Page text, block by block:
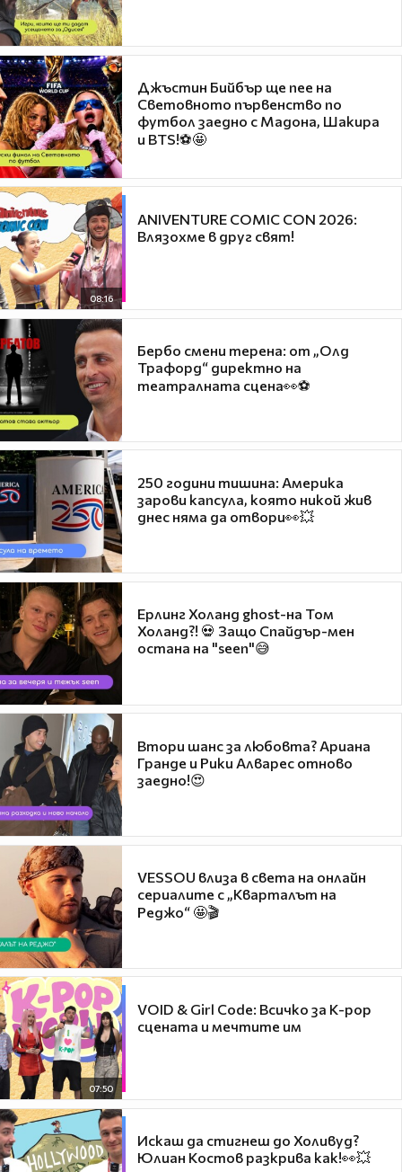
Джъстин Бийбър ще пее на
Световното първенство по
футбол заедно с Мадона, Шакира
и BTS!⚽🤩
08:16
ANIVENTURE COMIC CON 2026:
Влязохме в друг свят!
Бербо смени терена: от „Олд
Трафорд“ директно на
театралната сцена👀⚽
250 години тишина: Америка
зарови капсула, която никой жив
днес няма да отвори👀💥
Ерлинг Холанд ghost-на Том
Холанд?! 💀 Защо Спайдър-мен
остана на "seen"😅
Втори шанс за любовта? Ариана
Гранде и Рики Алварес отново
заедно!😍
VESSOU влиза в света на онлайн
сериалите с „Кварталът на
Реджо“ 🤩🎬
07:50
VOID & Girl Code: Всичко за K-pop
сцената и мечтите им
Искаш да стигнеш до Холивуд?
Юлиан Костов разкрива как!👀💥